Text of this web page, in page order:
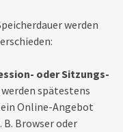
werden
oder Sitzungs-
spätestens
Online-Angebot
B. Browser oder